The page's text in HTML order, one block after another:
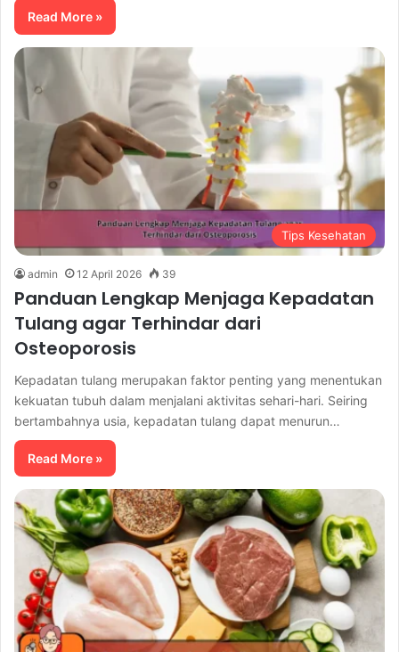
Read More »
Tips Kesehatan
admin 12 April 2026 39
Panduan Lengkap Menjaga Kepadatan
Tulang agar Terhindar dari
Osteoporosis
Kepadatan tulang merupakan faktor penting yang menentukan
kekuatan tubuh dalam menjalani aktivitas sehari-hari. Seiring
bertambahnya usia, kepadatan tulang dapat menurun…
Read More »